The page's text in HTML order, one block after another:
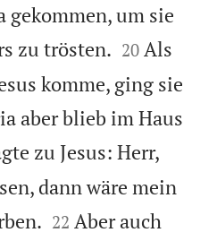
gekommen, um sie
zu trösten. 

20 Als
komme, ging sie
aber blieb im Haus
zu Jesus: Herr,
dann wäre mein


22 Aber auch